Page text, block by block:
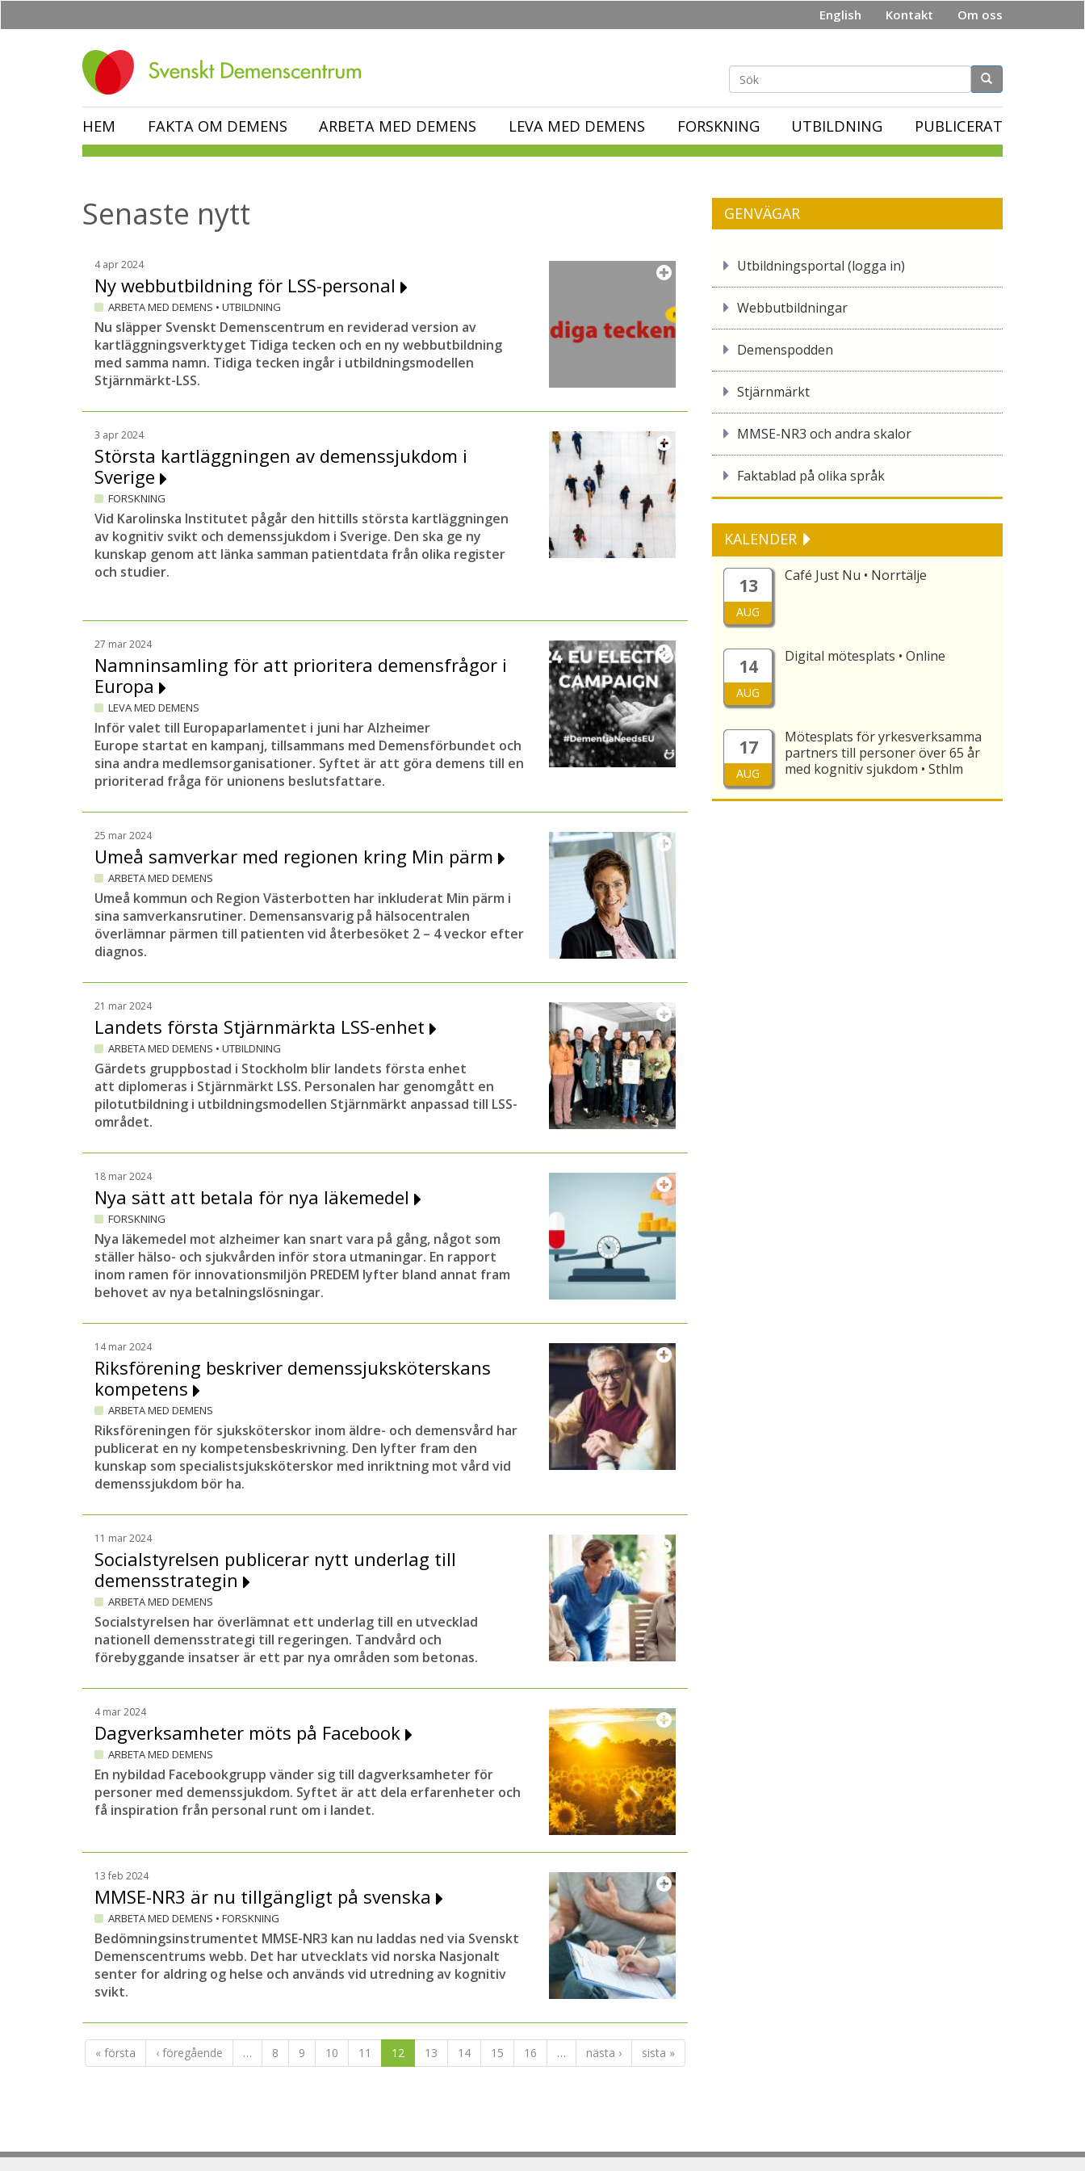
English Kontakt Om oss
Sökformulär
HEM FAKTA OM DEMENS ARBETA MED DEMENS LEVA MED DEMENS FORSKNING UTBILDNING PUBLICERAT
Senaste nytt
4 apr 2024
Ny webbutbildning för LSS-personal
ARBETA MED DEMENS • UTBILDNING
Nu släpper Svenskt Demenscentrum en reviderad version av
kartläggningsverktyget Tidiga tecken och en ny webbutbildning
med samma namn. Tidiga tecken ingår i utbildningsmodellen
Stjärnmärkt-LSS.
3 apr 2024
Största kartläggningen av demenssjukdom i
Sverige
FORSKNING
Vid Karolinska Institutet pågår den hittills största kartläggningen
av kognitiv svikt och demenssjukdom i Sverige. Den ska ge ny
kunskap genom att länka samman patientdata från olika register
och studier.
27 mar 2024
Namninsamling för att prioritera demensfrågor i
Europa
LEVA MED DEMENS
Inför valet till Europaparlamentet i juni har Alzheimer
Europe startat en kampanj, tillsammans med Demensförbundet och
sina andra medlemsorganisationer. Syftet är att göra demens till en
prioriterad fråga för unionens beslutsfattare.
25 mar 2024
Umeå samverkar med regionen kring Min pärm
ARBETA MED DEMENS
Umeå kommun och Region Västerbotten har inkluderat Min pärm i
sina samverkansrutiner. Demensansvarig på hälsocentralen
överlämnar pärmen till patienten vid återbesöket 2 – 4 veckor efter
diagnos.
21 mar 2024
Landets första Stjärnmärkta LSS-enhet
ARBETA MED DEMENS • UTBILDNING
Gärdets gruppbostad i Stockholm blir landets första enhet
att diplomeras i Stjärnmärkt LSS. Personalen har genomgått en
pilotutbildning i utbildningsmodellen Stjärnmärkt anpassad till LSS-
området.
18 mar 2024
Nya sätt att betala för nya läkemedel
FORSKNING
Nya läkemedel mot alzheimer kan snart vara på gång, något som
ställer hälso- och sjukvården inför stora utmaningar. En rapport
inom ramen för innovationsmiljön PREDEM lyfter bland annat fram
behovet av nya betalningslösningar.
14 mar 2024
Riksförening beskriver demenssjuksköterskans
kompetens
ARBETA MED DEMENS
Riksföreningen för sjuksköterskor inom äldre- och demensvård har
publicerat en ny kompetensbeskrivning. Den lyfter fram den
kunskap som specialistsjuksköterskor med inriktning mot vård vid
demenssjukdom bör ha.
11 mar 2024
Socialstyrelsen publicerar nytt underlag till
demensstrategin
ARBETA MED DEMENS
Socialstyrelsen har överlämnat ett underlag till en utvecklad
nationell demensstrategi till regeringen. Tandvård och
förebyggande insatser är ett par nya områden som betonas.
4 mar 2024
Dagverksamheter möts på Facebook
ARBETA MED DEMENS
En nybildad Facebookgrupp vänder sig till dagverksamheter för
personer med demenssjukdom. Syftet är att dela erfarenheter och
få inspiration från personal runt om i landet.
13 feb 2024
MMSE-NR3 är nu tillgängligt på svenska
ARBETA MED DEMENS • FORSKNING
Bedömningsinstrumentet MMSE-NR3 kan nu laddas ned via Svenskt
Demenscentrums webb. Det har utvecklats vid norska Nasjonalt
senter for aldring og helse och används vid utredning av kognitiv
svikt.
« första ‹ föregående … 8 9 10 11 12 13 14 15 16 … nästa › sista »
GENVÄGAR
Utbildningsportal (logga in)
Webbutbildningar
Demenspodden
Stjärnmärkt
MMSE-NR3 och andra skalor
Faktablad på olika språk
KALENDER
13
AUG
Café Just Nu • Norrtälje
14
AUG
Digital mötesplats • Online
17
AUG
Mötesplats för yrkesverksamma
partners till personer över 65 år
med kognitiv sjukdom • Sthlm